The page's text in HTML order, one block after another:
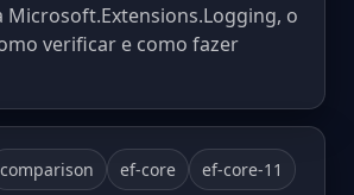
Microsoft.Extensions.Logging, o
verificar e como fazer
comparison ef-core ef-core-11